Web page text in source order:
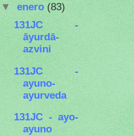
▼ enero (83)
131JC -
āyurdā-
azvini
131JC -
ayuno-
ayurveda
131JC - ayo-
ayuno